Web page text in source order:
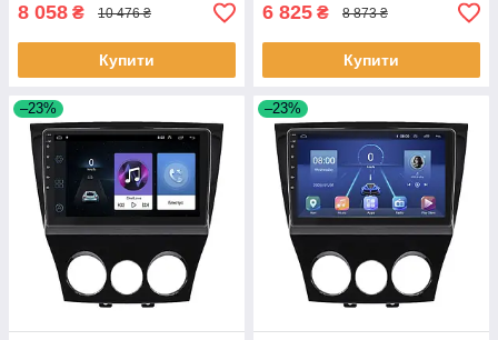
8 058 ₴ 10 476 ₴
Купити
6 825 ₴ 8 873 ₴
Купити
–23% –23%